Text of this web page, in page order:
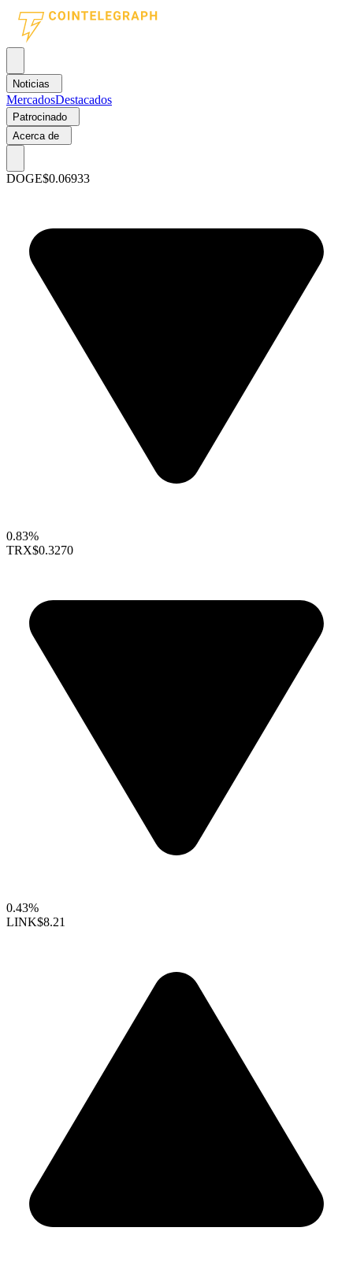
Noticias
MercadosDestacados
Patrocinado
Acerca de
DOGE$0.06933
0.83%
TRX$0.3270
0.43%
LINK$8.21